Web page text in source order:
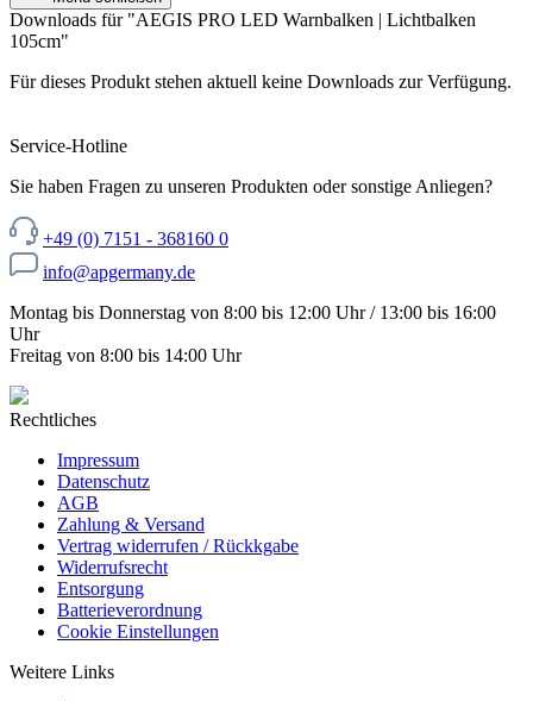
Downloads für "AEGIS PRO LED Warnbalken | Lichtbalken
105cm"
Für dieses Produkt stehen aktuell keine Downloads zur Verfügung.
Service-Hotline
Sie haben Fragen zu unseren Produkten oder sonstige Anliegen?
+49 (0) 7151 - 368160 0
info@apgermany.de
Montag bis Donnerstag von 8:00 bis 12:00 Uhr / 13:00 bis 16:00
Uhr
Freitag von 8:00 bis 14:00 Uhr
Rechtliches
Impressum
Datenschutz
AGB
Zahlung & Versand
Vertrag widerrufen / Rückkgabe
Widerrufsrecht
Entsorgung
Batterieverordnung
Cookie Einstellungen
Weitere Links